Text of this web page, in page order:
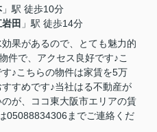
」駅 徒歩10分
田 」駅 徒歩14分
果があるので、とても魅力的
件で、アクセス良好です♪こ
♪こちらの物件は家賃を5万
すめです♪当社はる不動産が
が、ココ東大阪市エリアの賃
05088834306までご連絡くだ